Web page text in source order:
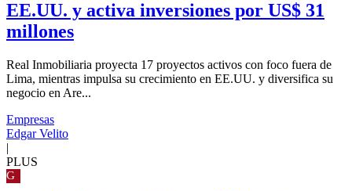
EE.UU. y activa inversiones por US$ 31
millones
Real Inmobiliaria proyecta 17 proyectos activos con foco fuera de
Lima, mientras impulsa su crecimiento en EE.UU. y diversifica su
negocio en Are...
Empresas
Edgar Velito
|
PLUS
G